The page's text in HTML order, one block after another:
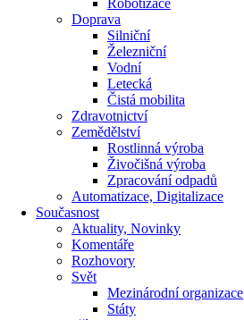
Doprava
Silniční
Železniční
Vodní
Letecká
Čistá mobilita
Zdravotnictví
Zemědělství
Rostlinná výroba
Živočišná výroba
Zpracování odpadů
Automatizace, Digitalizace
Současnost
Aktuality, Novinky
Komentáře
Rozhovory
Svět
Mezinárodní organizace
Státy